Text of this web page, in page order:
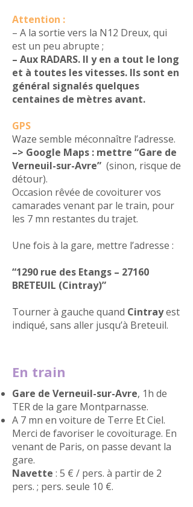
Attention :
– A la sortie vers la N12 Dreux, qui
est un peu abrupte ;
– Aux RADARS. Il y en a tout le long
et à toutes les vitesses. Ils sont en
général signalés quelques
centaines de mètres avant.
GPS
Waze semble méconnaître l’adresse.
–> Google Maps : mettre “Gare de
Verneuil-sur-Avre” (sinon, risque de
détour).
Occasion rêvée de covoiturer vos
camarades venant par le train, pour
les 7 mn restantes du trajet.
Une fois à la gare, mettre l’adresse :
“1290 rue des Etangs – 27160
BRETEUIL (Cintray)”
Tourner à gauche quand Cintrayest
indiqué, sans aller jusqu’à Breteuil.
En train
Gare de Verneuil-sur-Avre, 1h de
TER de la gare Montparnasse.
A 7 mn en voiture de Terre Et Ciel.
Merci de favoriser le covoiturage. En
venant de Paris, on passe devant la
gare.
Navette : 5 € / pers. à partir de 2
pers. ; pers. seule 10 €.